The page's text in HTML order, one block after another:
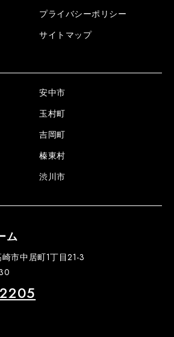
プライバシーポリシー
サイトマップ
安中市
玉村町
吉岡町
榛東村
渋川市
ム
市中居町1丁目21-3